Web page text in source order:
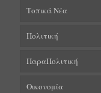
Τοπικά Νέα
Πολιτική
ΠαραΠολιτική
Οικονομία